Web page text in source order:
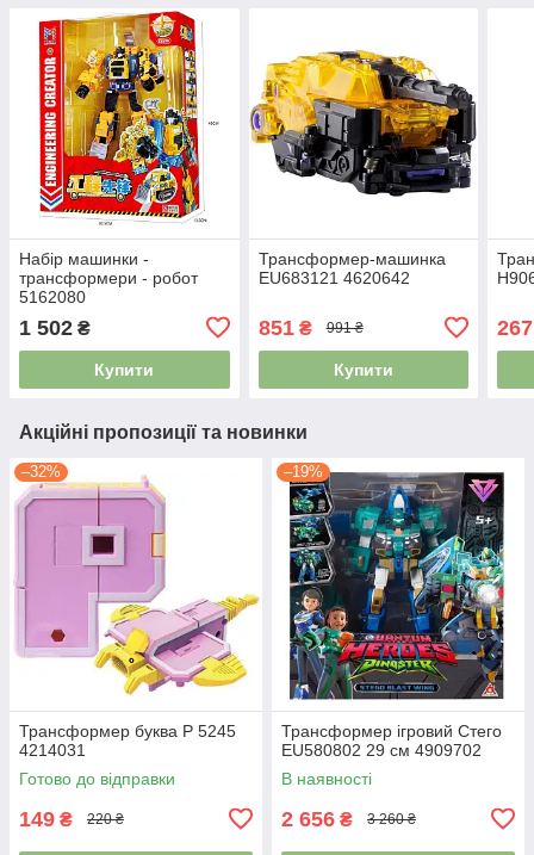
Набір машинки -
трансформери - робот
5162080
1 502 ₴
Купити
Трансформер-машинка
EU683121 4620642
851₴ 991 ₴
Купити
267
Акційні пропозиції та новинки
–32%
Трансформер буква P 5245
4214031
Готово до відправки
149 ₴ 220 ₴
–19%
Трансформер ігровий Стего
EU580802 29 см 4909702
В наявності
2 656 ₴ 3 260 ₴